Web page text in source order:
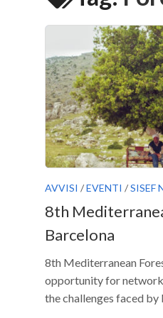
AVVISI /EVENTI /SISEF
8th
Barcelona
8th Mediterranean
opportunity for
the challenges faced